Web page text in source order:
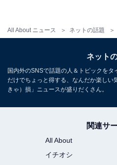
All About ニュース ネットの話題
ネット
国内外のSNSで話題の人＆トピックを
だけでちょっと得する、なんだか楽しい
きゃ）損」ニュースが盛りだくさん。
関連サ
All About
イチオシ